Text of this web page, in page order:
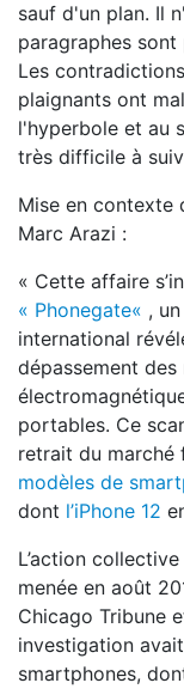
sauf d'un plan. Il
paragraphes
Les
plaignants ont
l'hyperbole et au
très difficile à
Mise en contexte
Marc Arazi :
« Cette affaire
« Phonegate« ,
international
dépassement des
portables. Ce
retrait du marché
modèles de
dont l’iPhone 12
L’action
menée en août
Chicago Tribune
investigation
smartphones,